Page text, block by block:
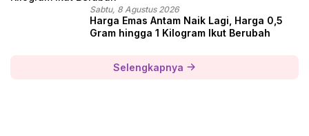
Sabtu, 8 Agustus 2026
Harga Emas Antam Naik Lagi, Harga 0,5
Gram hingga 1 Kilogram Ikut Berubah
Selengkapnya